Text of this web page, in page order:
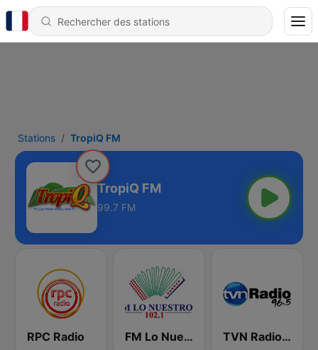
Stations TropiQ FM
TropiQ FM
99.7 FM
RPC Radio FM Lo Nuestro TVN Radio 96.5 FM